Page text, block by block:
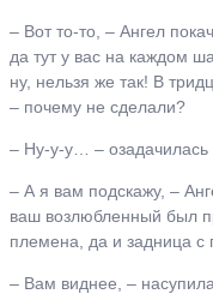
– Вот то-то, – Ангел
да тут у вас на каждом
ну, нельзя же так! В
– почему не сделали?
– Ну-у-у… –
– А я вам подскажу, –
ваш возлюбленный был
племена, да и задница с
– Вам виднее, –